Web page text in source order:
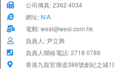
公司傳真: 2362 4034
網址: N/A
電郵: wesl@wesl.com.hk
負責人: 尹立興
負責人聯絡電話: 2718 0788
香港九龍官塘道388號創紀之城